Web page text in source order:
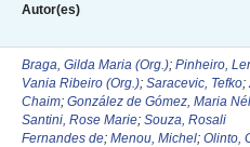
Autor(es)
Braga, Gilda Maria (Org.);Pinheiro,
Vania Ribeiro (Org.);Saracevic, Tefko;
Chaim;González de Gómez, Maria
Santini, Rose Marie;Souza, Rosali
Fernandes de;Menou, Michel;Olinto,